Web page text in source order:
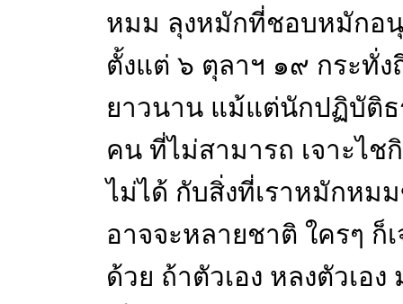
หมม ลุงหมักที่ชอบหมักอนุ
ตั้งแต่ ๖ ตุลาฯ ๑๙ กระทั่
ยาวนาน แม้แต่นักปฏิบัติธ
คน ที่ไม่สามารถ เจาะไช
ไม่ได้ กับสิ่งที่เราหมักหม
อาจจะหลายชาติ ใครๆ ก็
ด้วย ถ้าตัวเอง หลงตัวเอ